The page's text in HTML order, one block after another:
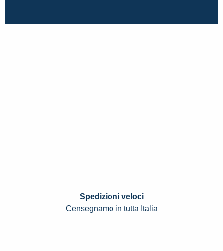
Spedizioni veloci
Censegnamo in tutta Italia